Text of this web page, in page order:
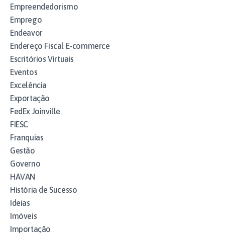
Empreendedorismo
Emprego
Endeavor
Endereço Fiscal E-commerce
Escritórios Virtuais
Eventos
Excelência
Exportação
FedEx Joinville
FIESC
Franquias
Gestão
Governo
HAVAN
História de Sucesso
Ideias
Imóveis
Importação